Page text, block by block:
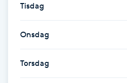
Gravidmassage
Gravidyoga
Gruppträning
Tisdag
Onsdag
Torsdag